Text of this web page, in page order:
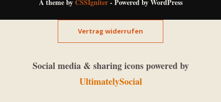
A theme byCSSIgniter- Powered by WordPress
Vertrag widerrufen
Social media & sharing icons powered by
UltimatelySocial